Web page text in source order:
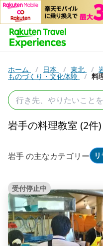
ホーム / 日本 / 東北 /
ものづくり・文化体験 / 料
岩手の料理教室 (2件)
岩手 の主なカテゴリー
受付停止中